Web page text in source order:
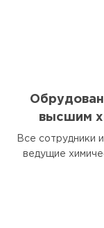
высшим
Все сотрудники
ведущие